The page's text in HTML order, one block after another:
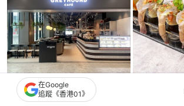
在Google
追蹤《香港01》